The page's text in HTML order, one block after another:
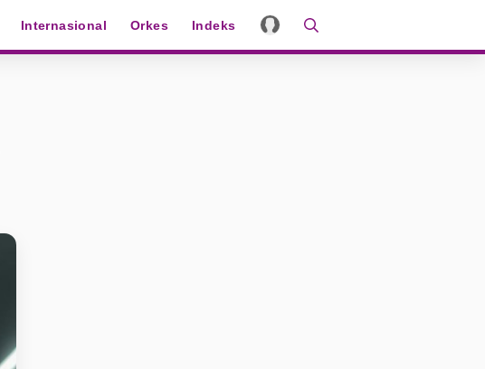
Internasional Orkes Indeks